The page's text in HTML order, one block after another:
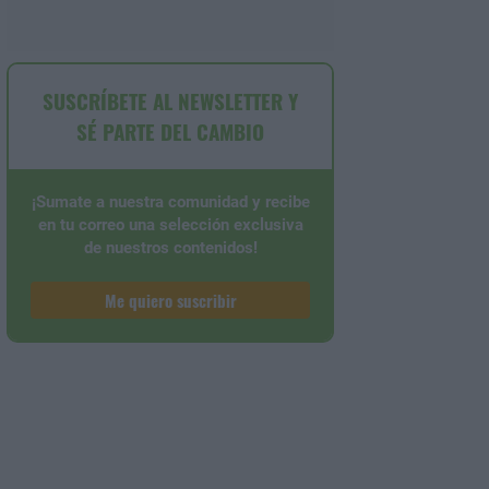
SUSCRÍBETE AL NEWSLETTER Y
SÉ PARTE DEL CAMBIO
¡Sumate a nuestra comunidad y recibe
en tu correo una selección exclusiva
de nuestros contenidos!
Me quiero suscribir